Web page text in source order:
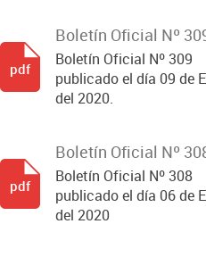
Boletín Oficial Nº
Boletín Oficial Nº 309
publicado el día 09 de
del 2020.
pdf
Boletín Oficial Nº
Boletín Oficial Nº 308
publicado el día 06 de
del 2020
pdf